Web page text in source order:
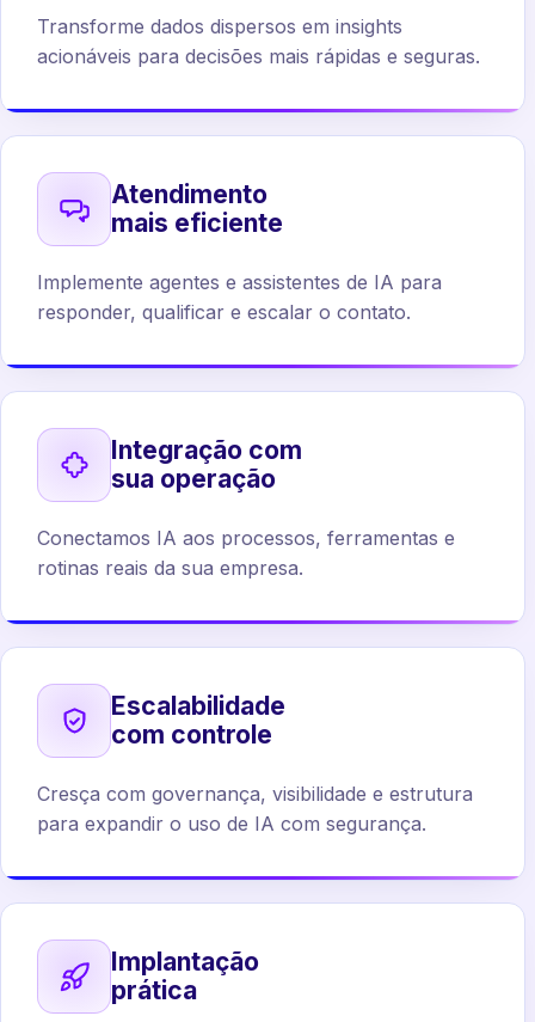
Transforme dados dispersos em insights
acionáveis para decisões mais rápidas e seguras.
Atendimento
mais eficiente
Implemente agentes e assistentes de IA para
responder, qualificar e escalar o contato.
Integração com
sua operação
Conectamos IA aos processos, ferramentas e
rotinas reais da sua empresa.
Escalabilidade
com controle
Cresça com governança, visibilidade e estrutura
para expandir o uso de IA com segurança.
Implantação
prática